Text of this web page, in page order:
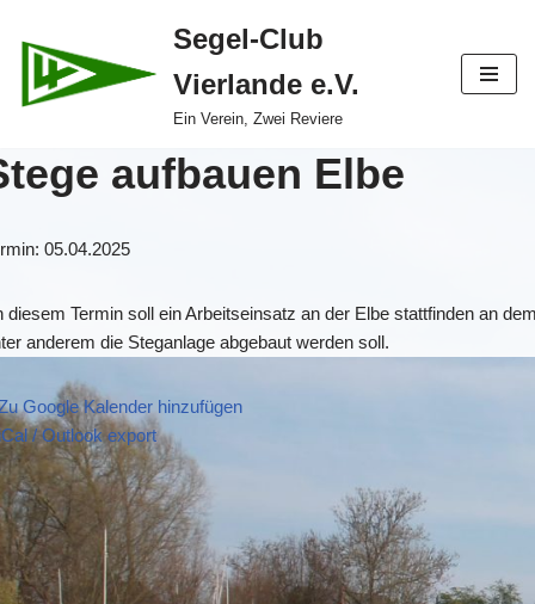
Zum
Inhalt
Segel-Club
Vierlande e.V.
Ein Verein, Zwei Reviere
aufbauen Elbe
05.04.2025
diesem Termin soll ein Arbeitseinsatz an der Elbe stattfinden an
anderem die Steganlage abgebaut werden soll.
Google Kalender hinzufügen
/ Outlook export